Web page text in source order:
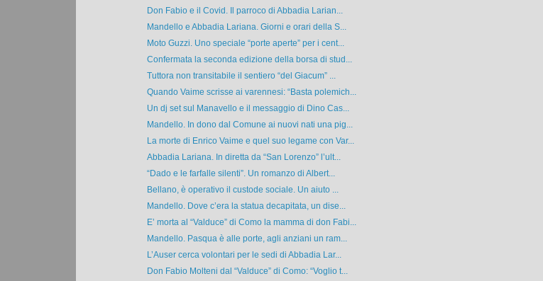
Don Fabio e il Covid. Il parroco di Abbadia Larian...
Mandello e Abbadia Lariana. Giorni e orari della S...
Moto Guzzi. Uno speciale “porte aperte” per i cent...
Confermata la seconda edizione della borsa di stud...
Tuttora non transitabile il sentiero “del Giacum” ...
Quando Vaime scrisse ai varennesi: “Basta polemich...
Un dj set sul Manavello e il messaggio di Dino Cas...
Mandello. In dono dal Comune ai nuovi nati una pig...
La morte di Enrico Vaime e quel suo legame con Var...
Abbadia Lariana. In diretta da “San Lorenzo” l’ult...
“Dado e le farfalle silenti”. Un romanzo di Albert...
Bellano, è operativo il custode sociale. Un aiuto ...
Mandello. Dove c’era la statua decapitata, un dise...
E’ morta al “Valduce” di Como la mamma di don Fabi...
Mandello. Pasqua è alle porte, agli anziani un ram...
L’Auser cerca volontari per le sedi di Abbadia Lar...
Don Fabio Molteni dal “Valduce” di Como: “Voglio t...